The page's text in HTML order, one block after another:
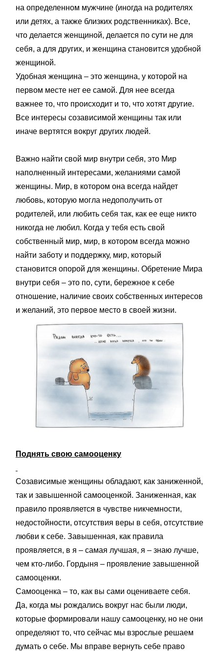
на определенном мужчине (иногда на родителях
или детях, а также близких родственниках). Все,
что делается женщиной, делается по сути не для
себя, а для других, и женщина становится удобной
женщиной.
Удобная женщина – это женщина, у которой на
первом месте нет ее самой. Для нее всегда
важнее то, что происходит и то, что хотят другие.
Все интересы созависимой женщины так или
иначе вертятся вокруг других людей.
Важно найти свой мир внутри себя, это Мир
наполненный интересами, желаниями самой
женщины. Мир, в котором она всегда найдет
любовь, которую могла недополучить от
родителей, или любить себя так, как ее еще никто
никогда не любил. Когда у тебя есть свой
собственный мир, мир, в котором всегда можно
найти заботу и поддержку, мир, который
становится опорой для женщины. Обретение Мира
внутри себя – это по, сути, бережное к себе
отношение, наличие своих собственных интересов
и желаний, это первое место в своей жизни.
Поднять свою самооценку
Созависимые женщины обладают, как заниженной,
так и завышенной самооценкой. Заниженная, как
правило проявляется в чувстве никчемности,
недостойности, отсутствия веры в себя, отсутствие
любви к себе. Завышенная, как правила
проявляется, в я – самая лучшая, я – знаю лучше,
чем кто-либо. Гордыня – проявление завышенной
самооценки.
Самооценка – то, как вы сами оцениваете себя.
Да, когда мы рождались вокруг нас были люди,
которые формировали нашу самооценку, но не они
определяют то, что сейчас мы взрослые решаем
думать о себе. Мы вправе вернуть себе право